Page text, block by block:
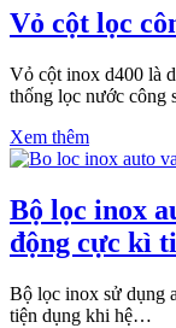
Vỏ cột lọc
Vỏ cột inox d400 là
thống lọc nước công
Xem thêm
Bộ lọc inox
động cực kì
Bộ lọc inox sử dụng
tiện dụng khi hệ…